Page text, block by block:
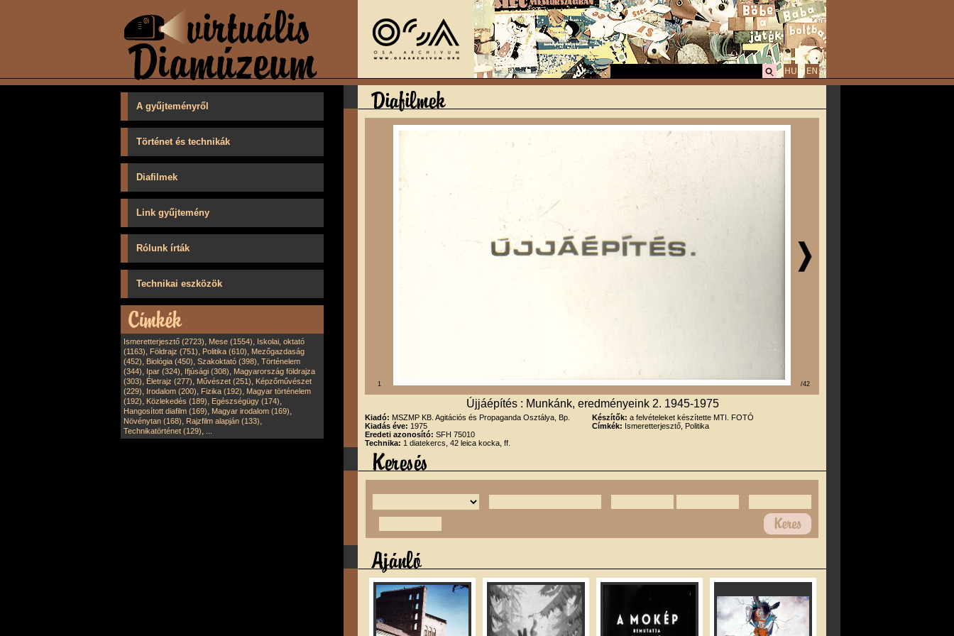
A gyűjteményről
Történet és technikák
Diafilmek
Link gyűjtemény
Rólunk írták
Technikai eszközök
Ismeretterjesztő (2723), Mese (1554), Iskolai, oktató
(1163), Földrajz (751), Politika (610), Mezőgazdaság
(452), Biológia (450), Szakoktató (398), Történelem
(344), Ipar (324), Ifjúsági (308), Magyarország földrajza
(303), Életrajz (277), Művészet (251), Képzőművészet
(229), Irodalom (200), Fizika (192), Magyar történelem
(192), Közlekedés (189), Egészségügy (174),
Hangosított diafilm (169), Magyar irodalom (169),
Növénytan (168), Rajzfilm alapján (133),
Technikatörténet (129),
1 /42
Újjáépítés : Munkánk, eredményeink 2. 1945-1975
Kiadó: MSZMP KB. Agitációs és Propaganda Osztálya, Bp.
Kiadás éve: 1975
Eredeti azonosító: SFH 75010
Technika: 1 diatekercs, 42 leica kocka, ff.
Készítők: a felvételeket készítette MTI. FOTÓ
Címkék: Ismeretterjesztő, Politika